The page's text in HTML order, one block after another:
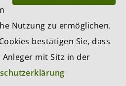
Nutzung zu ermöglichen.
bestätigen Sie, dass
mit Sitz in der